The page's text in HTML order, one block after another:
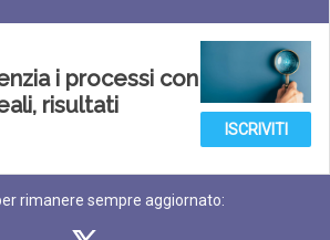
i processi con
risultati
ISCRIVITI
rimanere sempre aggiornato: